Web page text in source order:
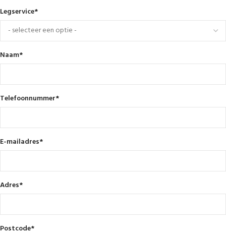
Legservice*
Naam*
Telefoonnummer*
E-mailadres*
Adres*
Postcode*